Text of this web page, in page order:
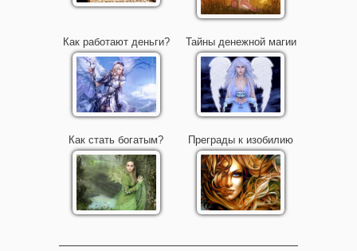
Как работают деньги? Тайны денежной магии
Как стать богатым? Преграды к изобилию